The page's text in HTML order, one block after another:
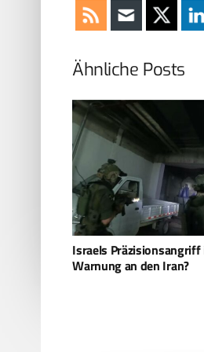
Ähnliche Posts
Iran: Neue
verbesserter Zielführung